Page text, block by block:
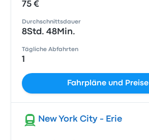
75 €
Durchschnittsdauer
8Std. 48Min.
Tägliche Abfahrten
1
Fahrpläne und Preise
New York City - Erie